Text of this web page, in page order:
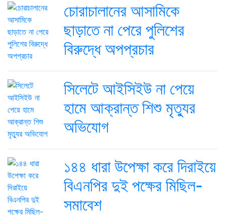
চোরাচালানের আসামিকে
ছাড়াতে না পেরে পুলিশের
বিরুদ্ধে অপপ্রচার
সিলেটে আইসিইউ না পেয়ে
হামে আক্রান্ত শিশু মৃত্যুর
অভিযোগ
১৪৪ ধারা উপেক্ষা করে দিরাইয়ে
বিএনপির দুই পক্ষের মিছিল-
সমাবেশ